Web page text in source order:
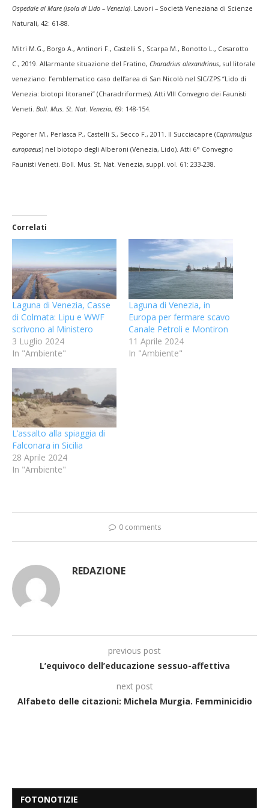
Ospedale al Mare (isola di Lido – Venezia). Lavori – Società Veneziana di Scienze
Naturali, 42: 61-88.
Mitri M.G., Borgo A., Antinori F., Castelli S., Scarpa M., Bonotto L., Cesarotto
C., 2019. Allarmante situazione del Fratino, Charadrius alexandrinus, sul litorale
veneziano: l’emblematico caso dell’area di San Nicolò nel SIC/ZPS “Lido di
Venezia: biotopi litoranei” (Charadriformes). Atti VIII Convegno dei Faunisti
Veneti. Boll. Mus. St. Nat. Venezia, 69: 148-154.
Pegorer M., Perlasca P., Castelli S., Secco F., 2011. Il Succiacapre (Caprimulgus
europaeus) nel biotopo degli Alberoni (Venezia, Lido). Atti 6° Convegno
Faunisti Veneti. Boll. Mus. St. Nat. Venezia, suppl. vol. 61: 233-238.
Correlati
Laguna di Venezia, Casse
di Colmata: Lipu e WWF
scrivono al Ministero
3 Luglio 2024
In "Ambiente"
Laguna di Venezia, in
Europa per fermare scavo
Canale Petroli e Montiron
11 Aprile 2024
In "Ambiente"
L’assalto alla spiaggia di
Falconara in Sicilia
28 Aprile 2024
In "Ambiente"
0 comments
REDAZIONE
previous post
L’equivoco dell’educazione sessuo-affettiva
next post
Alfabeto delle citazioni: Michela Murgia. Femminicidio
FOTONOTIZIE